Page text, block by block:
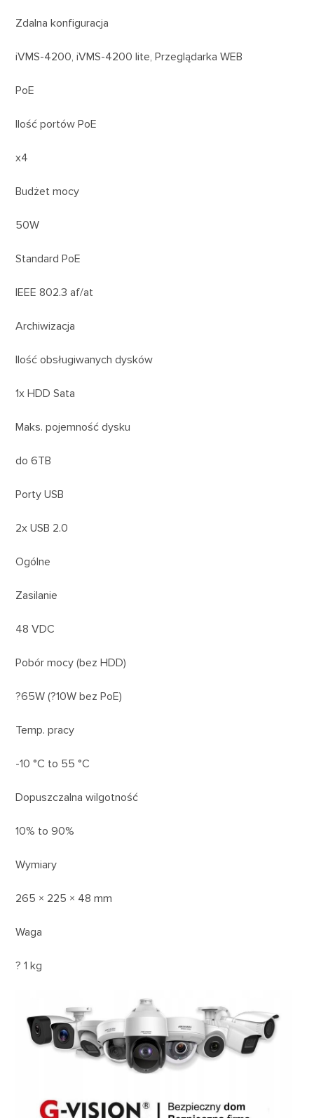
Zdalna konfiguracja
iVMS-4200, iVMS-4200 lite, Przeglądarka WEB
PoE
Ilość portów PoE
x4
Budżet mocy
50W
Standard PoE
IEEE 802.3 af/at
Archiwizacja
Ilość obsługiwanych dysków
1x HDD Sata
Maks. pojemność dysku
do 6TB
Porty USB
2x USB 2.0
Ogólne
Zasilanie
48 VDC
Pobór mocy (bez HDD)
?65W (?10W bez PoE)
Temp. pracy
-10 °C to 55 °C
Dopuszczalna wilgotność
10% to 90%
Wymiary
265 × 225 × 48 mm
Waga
? 1 kg